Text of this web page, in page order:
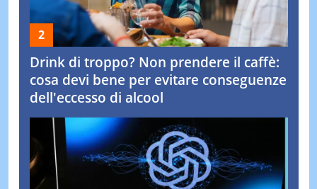
Drink di troppo? Non prendere il caffè:
cosa devi bene per evitare conseguenze
dell'eccesso di alcool